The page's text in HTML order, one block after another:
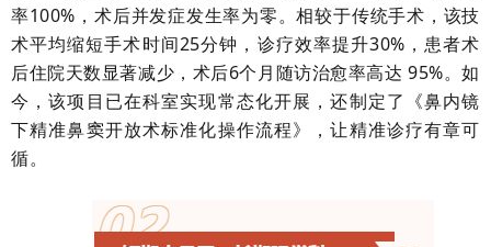
率100%，术后并发症发生率为零。相较于传统手术，该技
术平均缩短手术时间25分钟，诊疗效率提升30%，患者术
后住院天数显著减少，术后6个月随访治愈率高达 95%。如
今，该项目已在科室实现常态化开展，还制定了《鼻内镜
下精准鼻窦开放术标准化操作流程》，让精准诊疗有章可
循。